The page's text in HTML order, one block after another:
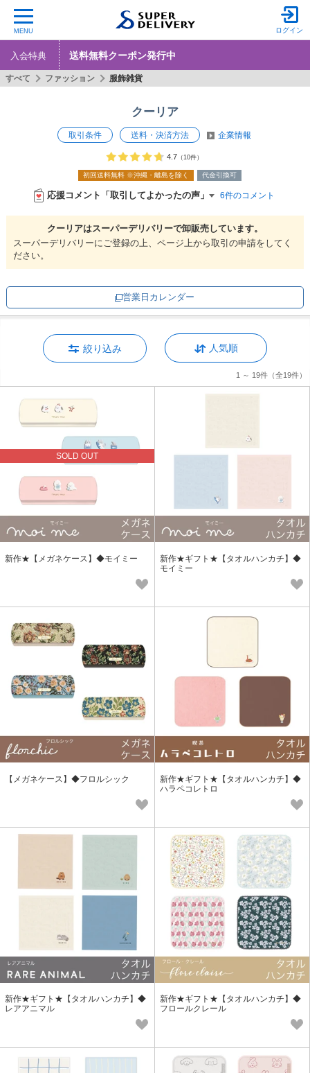
MENU ログイン
入会特典 送料無料クーポン発行中
クーリア
取引条件 送料・決済方法 企業情報
初回送料無料 ※沖縄・離島を除く 代金引換可
4.7 （10件）
応援コメント「取引してよかったの声」 6件のコメント
クーリアはスーパーデリバリーで卸販売しています。
スーパーデリバリーにご登録の上、ページ上から取引の申請をしてく
ださい。
営業日カレンダー
すべて ファッション 服飾雑貨
絞り込み 人気順
1 ～ 19件 （全19件）
SOLD OUT
新作★【メガネケース】◆モイミー
新作★ギフト★【タオルハンカチ】◆
モイミー
【メガネケース】◆フロルシック
新作★ギフト★【タオルハンカチ】◆
ハラペコレトロ
新作★ギフト★【タオルハンカチ】◆
レアアニマル
新作★ギフト★【タオルハンカチ】◆
フロールクレール